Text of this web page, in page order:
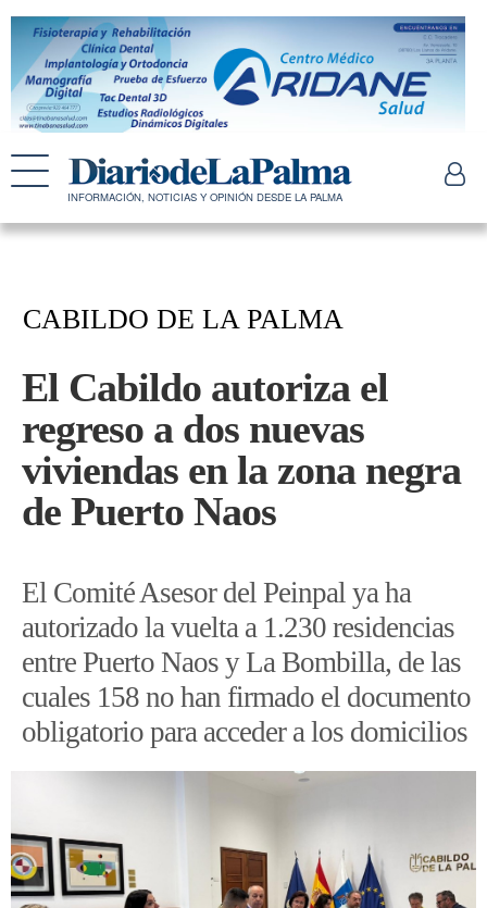
INFORMACIÓN, NOTICIAS Y OPINIÓN DESDE LA PALMA
CABILDO DE LA PALMA
El Cabildo autoriza el
regreso a dos nuevas
viviendas en la zona negra
de Puerto Naos
El Comité Asesor del Peinpal ya ha
autorizado la vuelta a 1.230 residencias
entre Puerto Naos y La Bombilla, de las
cuales 158 no han firmado el documento
obligatorio para acceder a los domicilios